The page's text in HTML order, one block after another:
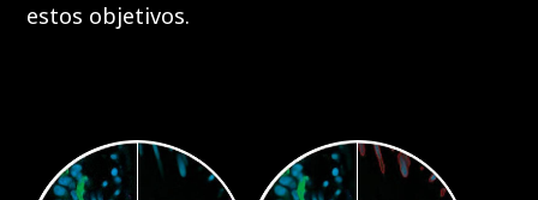
estos objetivos.